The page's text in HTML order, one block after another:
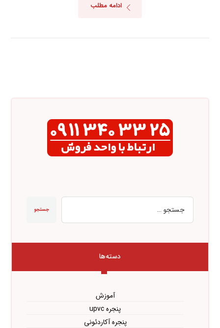
ادامه مطلب
جستجو
دسته‌ها
آموزش
پنجره upvc
پنجره آکاردئونی